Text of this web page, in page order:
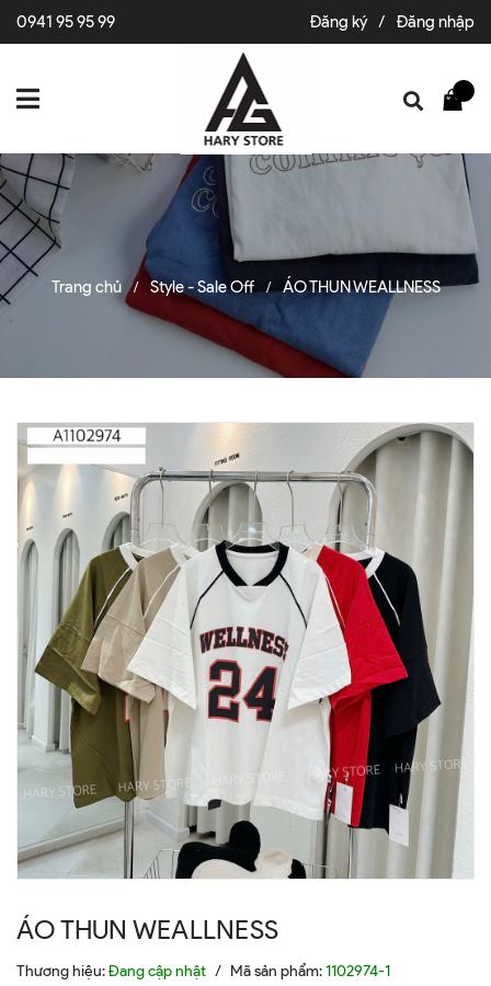
0941 95 95 99 Đăng ký / Đăng nhập
Trang chủ / Style - Sale Off / ÁO THUN WEALLNESS
ÁO THUN WEALLNESS
Thương hiệu:Đang cập nhật / Mã sản phẩm:1102974-1